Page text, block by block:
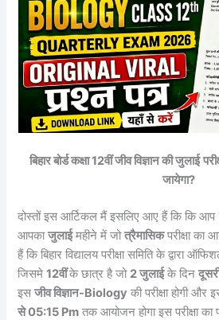
बिहार बोर्ड कक्षा 12वीं जीव विज्ञान की जुलाई
जायेगा?
दोस्तों इस आर्टिकल मैं इसलिए आए हैं कि कि आप
आपकाजुलाईमहीने में जोत्रैमासिकपरीक्षा का
हैं कि बिहार विद्यालय परीक्षा समिति के द्वारा
जिसमे12वींके छात्र है जो 2 जुलाईके दिन
इसजीव विज्ञान-Biology की परीक्षा होगी
से 05:15 Pm तक आयोजन होगा इस परीक्षा